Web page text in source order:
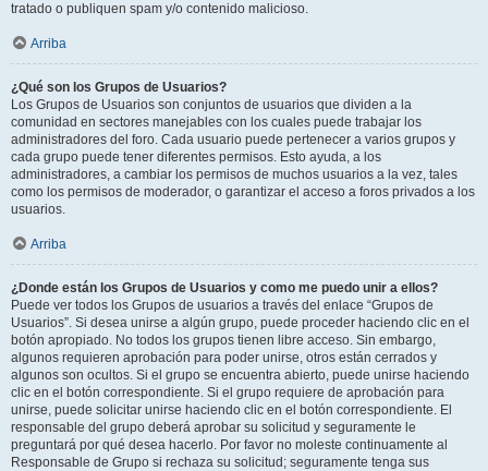
tratado o publiquen spam y/o contenido malicioso.
Arriba
¿Qué son los Grupos de Usuarios?
Los Grupos de Usuarios son conjuntos de usuarios que dividen a la
comunidad en sectores manejables con los cuales puede trabajar los
administradores del foro. Cada usuario puede pertenecer a varios grupos y
cada grupo puede tener diferentes permisos. Esto ayuda, a los
administradores, a cambiar los permisos de muchos usuarios a la vez, tales
como los permisos de moderador, o garantizar el acceso a foros privados a los
usuarios.
Arriba
¿Donde están los Grupos de Usuarios y como me puedo unir a ellos?
Puede ver todos los Grupos de usuarios a través del enlace “Grupos de
Usuarios”. Si desea unirse a algún grupo, puede proceder haciendo clic en el
botón apropiado. No todos los grupos tienen libre acceso. Sin embargo,
algunos requieren aprobación para poder unirse, otros están cerrados y
algunos son ocultos. Si el grupo se encuentra abierto, puede unirse haciendo
clic en el botón correspondiente. Si el grupo requiere de aprobación para
unirse, puede solicitar unirse haciendo clic en el botón correspondiente. El
responsable del grupo deberá aprobar su solicitud y seguramente le
preguntará por qué desea hacerlo. Por favor no moleste continuamente al
Responsable de Grupo si rechaza su solicitud; seguramente tenga sus